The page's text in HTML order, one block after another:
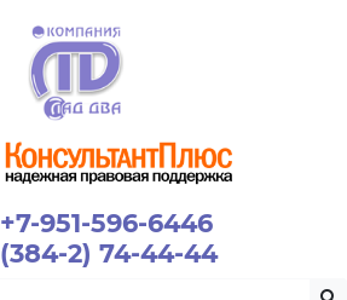
+7-951-596-6446
(384-2) 74-44-44